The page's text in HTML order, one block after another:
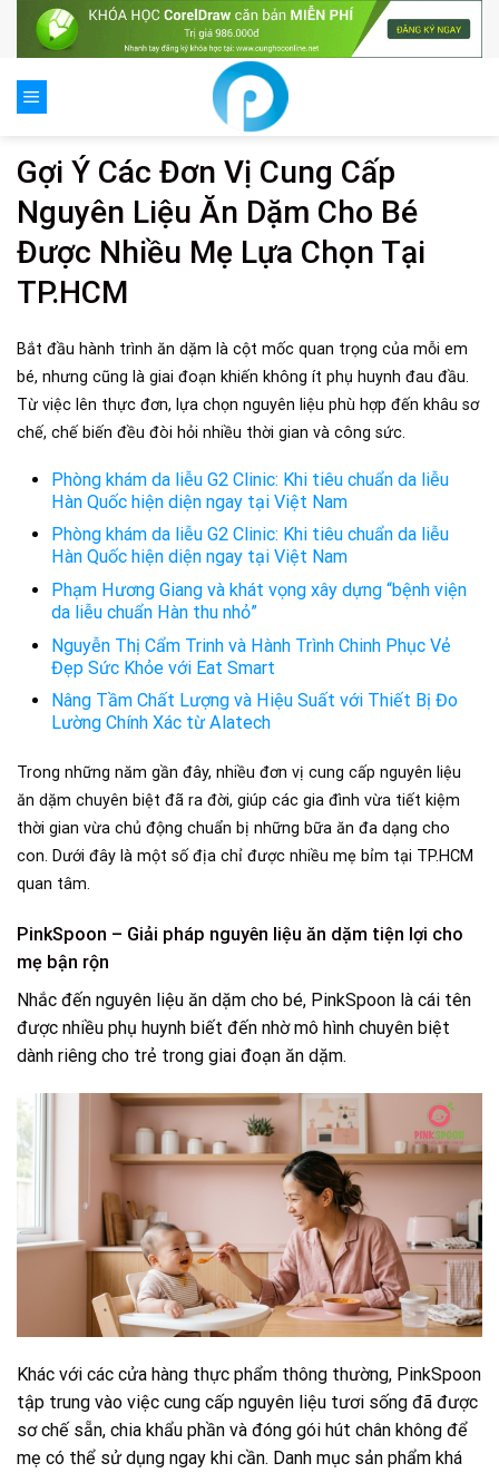
Gợi Ý Các Đơn Vị Cung Cấp
Nguyên Liệu Ăn Dặm Cho Bé
Được Nhiều Mẹ Lựa Chọn Tại
TP.HCM
Bắt đầu hành trình ăn dặm là cột mốc quan trọng của mỗi em
bé, nhưng cũng là giai đoạn khiến không ít phụ huynh đau đầu.
Từ việc lên thực đơn, lựa chọn nguyên liệu phù hợp đến khâu sơ
chế, chế biến đều đòi hỏi nhiều thời gian và công sức.
Phòng khám da liễu G2 Clinic: Khi tiêu chuẩn da liễu
Hàn Quốc hiện diện ngay tại Việt Nam
Phòng khám da liễu G2 Clinic: Khi tiêu chuẩn da liễu
Hàn Quốc hiện diện ngay tại Việt Nam
Phạm Hương Giang và khát vọng xây dựng “bệnh viện
da liễu chuẩn Hàn thu nhỏ”
Nguyễn Thị Cẩm Trinh và Hành Trình Chinh Phục Vẻ
Đẹp Sức Khỏe với Eat Smart
Nâng Tầm Chất Lượng và Hiệu Suất với Thiết Bị Đo
Lường Chính Xác từ Alatech
Trong những năm gần đây, nhiều đơn vị cung cấp nguyên liệu
ăn dặm chuyên biệt đã ra đời, giúp các gia đình vừa tiết kiệm
thời gian vừa chủ động chuẩn bị những bữa ăn đa dạng cho
con. Dưới đây là một số địa chỉ được nhiều mẹ bỉm tại TP.HCM
quan tâm.
PinkSpoon – Giải pháp nguyên liệu ăn dặm tiện lợi cho
mẹ bận rộn
Nhắc đến nguyên liệu ăn dặm cho bé, PinkSpoon là cái tên
được nhiều phụ huynh biết đến nhờ mô hình chuyên biệt
dành riêng cho trẻ trong giai đoạn ăn dặm.
Khác với các cửa hàng thực phẩm thông thường, PinkSpoon
tập trung vào việc cung cấp nguyên liệu tươi sống đã được
sơ chế sẵn, chia khẩu phần và đóng gói hút chân không để
mẹ có thể sử dụng ngay khi cần. Danh mục sản phẩm khá